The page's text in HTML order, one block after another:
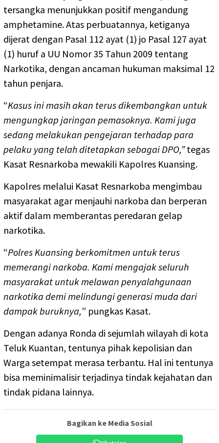
tersangka menunjukkan positif mengandung
amphetamine. Atas perbuatannya, ketiganya
dijerat dengan Pasal 112 ayat (1) jo Pasal 127 ayat
(1) huruf a UU Nomor 35 Tahun 2009 tentang
Narkotika, dengan ancaman hukuman maksimal 12
tahun penjara.
“Kasus ini masih akan terus dikembangkan untuk
mengungkap jaringan pemasoknya. Kami juga
sedang melakukan pengejaran terhadap para
pelaku yang telah ditetapkan sebagai DPO,”tegas
Kasat Resnarkoba mewakili Kapolres Kuansing.
Kapolres melalui Kasat Resnarkoba mengimbau
masyarakat agar menjauhi narkoba dan berperan
aktif dalam memberantas peredaran gelap
narkotika.
“Polres Kuansing berkomitmen untuk terus
memerangi narkoba. Kami mengajak seluruh
masyarakat untuk melawan penyalahgunaan
narkotika demi melindungi generasi muda dari
dampak buruknya,” pungkas Kasat.
Dengan adanya Ronda di sejumlah wilayah di kota
Teluk Kuantan, tentunya pihak kepolisian dan
Warga setempat merasa terbantu. Hal ini tentunya
bisa meminimalisir terjadinya tindak kejahatan dan
tindak pidana lainnya.
Bagikan ke Media Sosial